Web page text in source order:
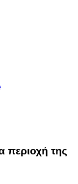
περιοχή της